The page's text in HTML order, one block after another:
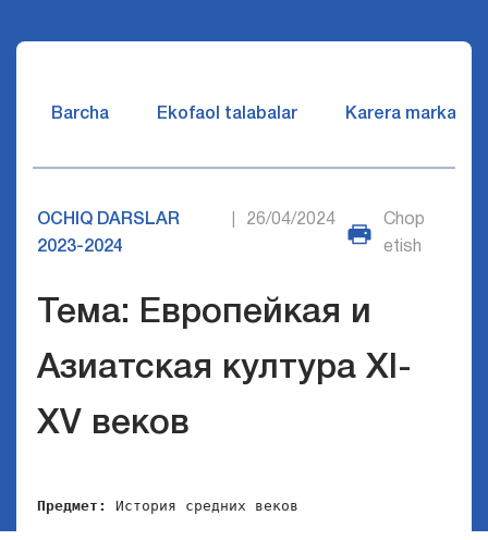
Barcha Ekofaol talabalar Karera markazi
OCHIQ DARSLAR
2023-2024
26/04/2024
Chop
etish
Тема: Европейкая и
Азиатская култура XI-
XV веков
Предмет: История средних веков